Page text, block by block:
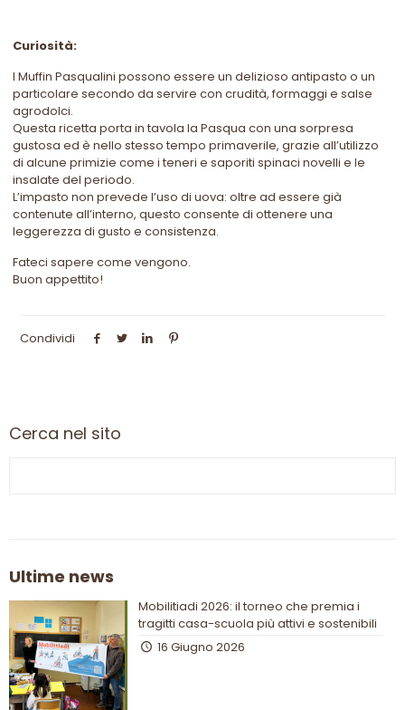
Curiosità:
I Muffin Pasqualini possono essere un delizioso antipasto o un
particolare secondo da servire con crudità, formaggi e salse
agrodolci.
Questa ricetta porta in tavola la Pasqua con una sorpresa
gustosa ed è nello stesso tempo primaverile, grazie all’utilizzo
di alcune primizie come i teneri e saporiti spinaci novelli e le
insalate del periodo.
L’impasto non prevede l’uso di uova: oltre ad essere già
contenute all’interno, questo consente di ottenere una
leggerezza di gusto e consistenza.
Fateci sapere come vengono.
Buon appettito!
Condividi
Cerca nel sito
Ultime news
Mobilitiadi 2026: il torneo che premia i
tragitti casa-scuola più attivi e sostenibili
16 Giugno 2026